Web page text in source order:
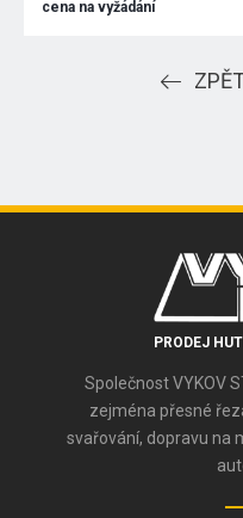
cena na vyžádání
PRODEJ
Společnost VYKOV
zejména přesné
svařování, dopravu na